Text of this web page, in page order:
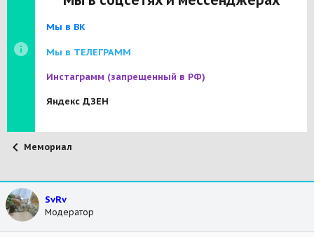
Мы в ВК
Мы в ТЕЛЕГРАММ
Инстаграмм (запрещенный в РФ)
Яндекс ДЗЕН
Мемориал
SvRv
Модератор